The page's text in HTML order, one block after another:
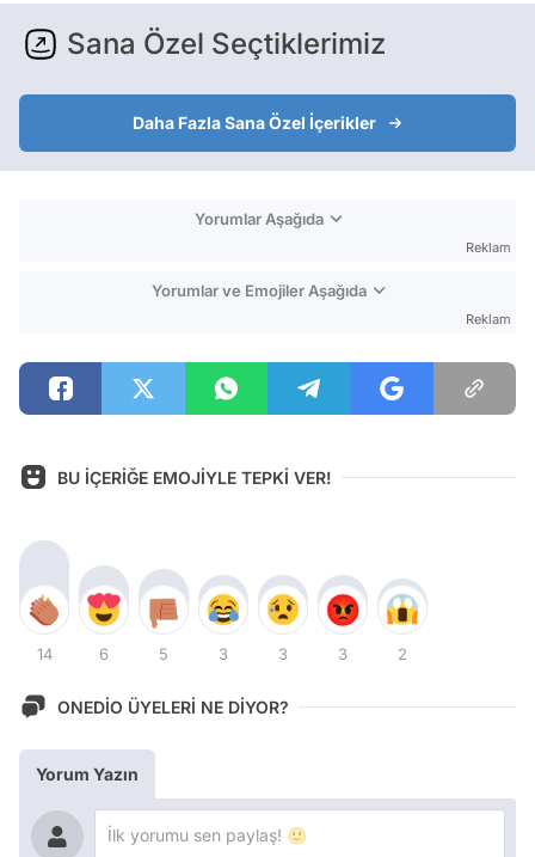
Sana Özel Seçtiklerimiz
Daha Fazla Sana Özel İçerikler
Yorumlar Aşağıda
Reklam
Yorumlar ve Emojiler Aşağıda
Reklam
BU İÇERİĞE EMOJİYLE TEPKİ VER!
14 6 5 3 3 3 2
ONEDİO ÜYELERİ NE DİYOR?
Yorum Yazın